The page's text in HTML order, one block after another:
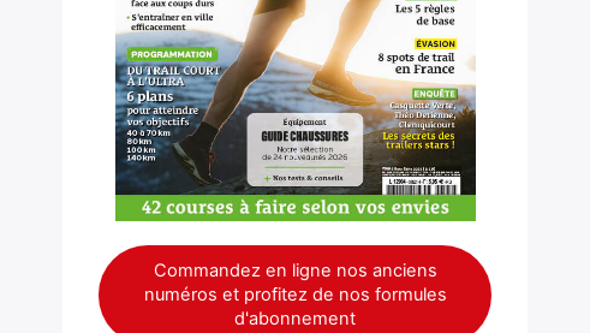
Commandez en ligne nos anciens
numéros et profitez de nos formules
d'abonnement